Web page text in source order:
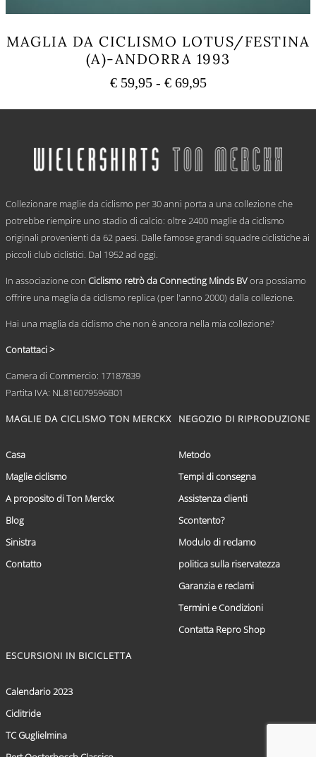
MAGLIA DA CICLISMO LOTUS/FESTINA
(A)-ANDORRA 1993
€59,95 - €69,95Fascia
prezzo:
€ 59,95
varianti.
Le
essere
scelte
pagina
Collezionare maglie da ciclismo per 30 anni porta a una collezione che
potrebbe riempire uno stadio di calcio: oltre 2400 maglie da ciclismo
originali provenienti da 62 paesi. Dalle famose grandi squadre ciclistiche ai
piccoli club ciclistici. Dal 1952 ad oggi.
In associazione con Ciclismo retrò da Connecting Minds BVora possiamo
offrire una maglia da ciclismo replica (per l'anno 2000) dalla collezione.
Hai una maglia da ciclismo che non è ancora nella mia collezione?
Contattaci >
Camera di Commercio: 17187839
Partita IVA: NL816079596B01
MAGLIE DA CICLISMO TON MERCKX
Casa
Maglie ciclismo
A proposito di Ton Merckx
Blog
Sinistra
Contatto
NEGOZIO DI RIPRODUZIONE
Metodo
Tempi di consegna
Assistenza clienti
Scontento?
Modulo di reclamo
politica sulla riservatezza
Garanzia e reclami
Termini e Condizioni
Contatta Repro Shop
ESCURSIONI IN BICICLETTA
Calendario 2023
Ciclitride
TC Guglielmina